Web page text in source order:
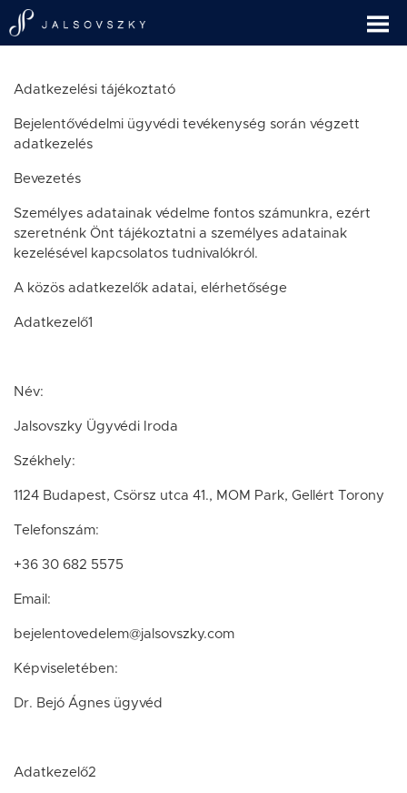
Adatkezelési tájékoztató
Bejelentővédelmi ügyvédi tevékenység során végzett
adatkezelés
Bevezetés
Személyes adatainak védelme fontos számunkra, ezért
szeretnénk Önt tájékoztatni a személyes adatainak
kezelésével kapcsolatos tudnivalókról.
A közös adatkezelők adatai, elérhetősége
Adatkezelő1
Név:
Jalsovszky Ügyvédi Iroda
Székhely:
1124 Budapest, Csörsz utca 41., MOM Park, Gellért Torony
Telefonszám:
+36 30 682 5575
Email:
bejelentovedelem@jalsovszky.com
Képviseletében:
Dr. Bejó Ágnes ügyvéd
Adatkezelő2